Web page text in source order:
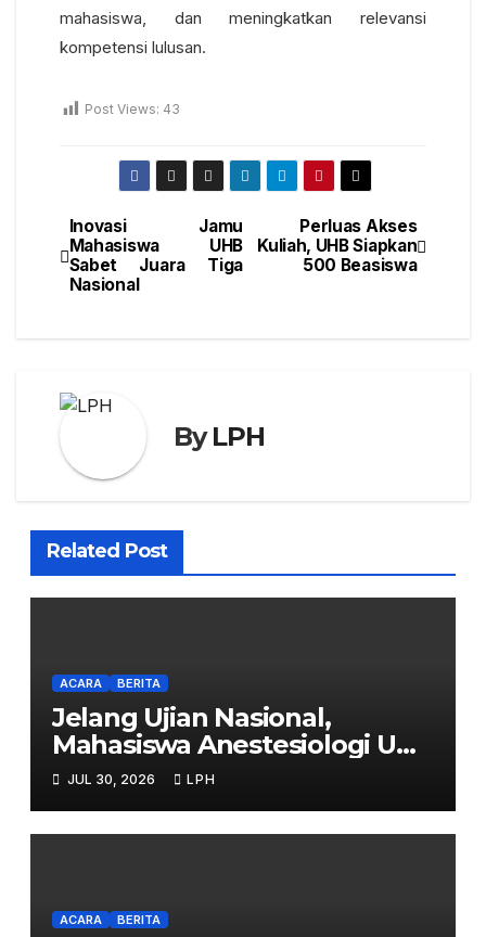
mahasiswa, dan meningkatkan relevansi
kompetensi lulusan.
Post Views: 43
Perluas Akses
Kuliah, UHB Siapkan
500 Beasiswa
Inovasi Jamu
Mahasiswa UHB
Sabet Juara Tiga
Nasional
ByLPH
Related Post
ACARA BERITA
Jelang Ujian Nasional,
Mahasiswa Anestesiologi UHB
Jalani Simulasi
JUL 30, 2026 LPH
ACARA BERITA